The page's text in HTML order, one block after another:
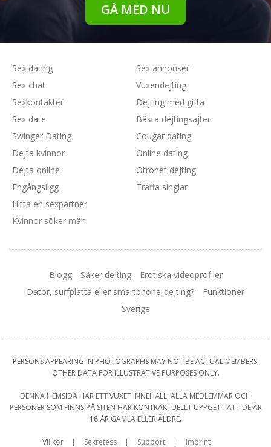
GÅ MED NU
Sex dating
Sex chat
Sexkontakter
Sex date
Swinger Dating
Sex annonser
Vuxendejting
Dejting med gifta
Bästa dejtingsajter
Cougar dating
Dejta kvinnor
Dejta online
Engångsligg
Hitta en sexpartner
Kvinnor söker män
Online dating
Otrohet dejting
Träffa singlar
Blogg Säker dejting
Erotiska videoprofiler
Dator, surfplatta eller smartphone-dejting?
Funktioner
Sverige
PERSONS APPEARING IN PHOTOGRAPHS MAY NOT BE ACTUAL MEMBERS.
OTHER DATA FOR ILLUSTRATIVE PURPOSES ONLY.
DENNA HEMSIDA HAR ETT VUXET INNEHÅLL, ALLA MEDLEMMAR OCH
PERSONER SOM FINNS PÅ SITEN HAR KONTRAKTUELLT UPPGETT ATT DE ÄR
18 ÅR GAMLA ELLER ÄLDRE.
Villkor Sekretess Support Imprint